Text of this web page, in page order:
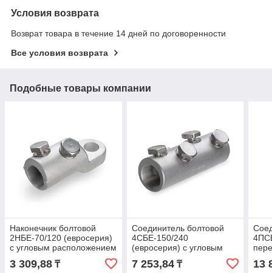
Условия возврата
Возврат товара в течение 14 дней по договоренности
Все условия возврата
Подобные товары компании
Наконечник болтовой
2НБЕ-70/120 (евросерия)
с угловым расположением
3 309,88 ₸
Соединитель болтовой
4СБЕ-150/240
(евросерия) с угловым
расположением болтов
7 253,84₸ 13